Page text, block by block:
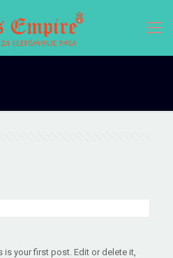
is your first post. Edit or delete it,